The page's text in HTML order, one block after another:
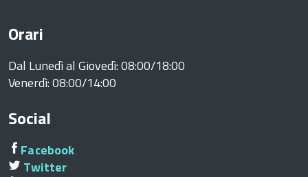
Orari
Dal Lunedì al Giovedì: 08:00/18:00
Venerdì: 08:00/14:00
Social
Facebook
Twitter